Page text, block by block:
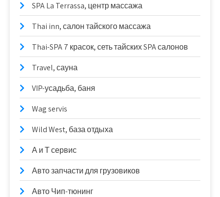
SPA La Terrassa, центр массажа
Thai inn, салон тайского массажа
Thai-SPA 7 красок, сеть тайских SPA салонов
Travel, сауна
VIP-усадьба, баня
Wag servis
Wild West, база отдыха
А и Т сервис
Авто запчасти для грузовиков
Авто Чип-тюнинг